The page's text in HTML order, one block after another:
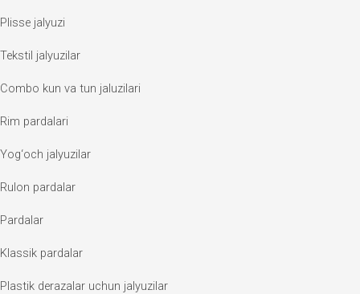
Plisse jalyuzi
Tekstil jalyuzilar
Combo kun va tun jaluzilari
Rim pardalari
Yog‘och jalyuzilar
Rulon pardalar
Pardalar
Klassik pardalar
Plastik derazalar uchun jalyuzilar